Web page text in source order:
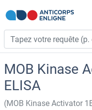
MOB Kinase
ELISA
(MOB Kinase Activator